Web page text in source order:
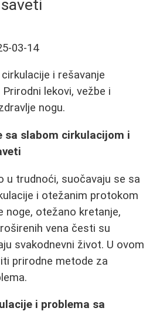
saveti
03-14
i rešavanje
lekovi, vežbe i
nogu.
sa slabom cirkulacijom i
u trudnoći, suočavaju se sa
i otežanim protokom
noge, otežano kretanje,
vena česti su
svakodnevni život. U ovom
prirodne metode za
i problema sa